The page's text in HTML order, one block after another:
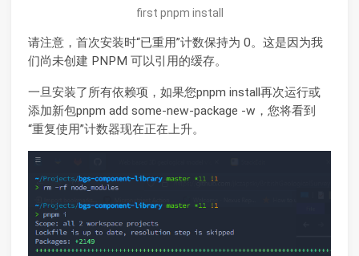
first pnpm install
请注意，首次安装时“已重用”计数保持为 0。这是因为我
们尚未创建 PNPM 可以引用的缓存。
一旦安装了所有依赖项，如果您pnpm install再次运行或
添加新包pnpm add some-new-package -w，您将看到
“重复使用”计数器现在正在上升。